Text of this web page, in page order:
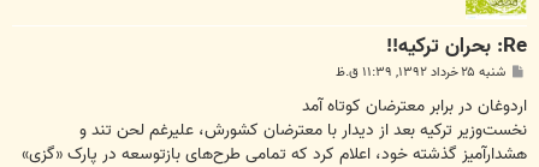
Re: بحران ترکیه!!
پ
ت
شنبه ۲۵ خرداد ۱۳۹۲, ۱۱:۳۹ ق.ظ
اردوغان در برابر معترضان کوتاه آمد
نخست‌وزیر ترکیه بعد از دیدار با معترضان کشورش، علیرغم لحن تند و
هشدارآمیز گذشته‌ خود، اعلام کرد که تمامی طرح‌های بازتوسعه در پارک «گزی»